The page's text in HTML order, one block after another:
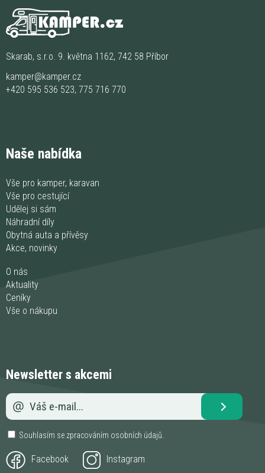
Skarab, s.r.o. 9. května 1162, 742 58 Příbor
kamper@kamper.cz
+420 595 536 523, 775 716 770
Naše nabídka
Vše pro kamper, karavan
Vše pro cestující
Udělej si sám
Náhradní díly
Obytná auta a přívěsy
Akce, novinky
O nás
Aktuality
Ceníky
Vše o nákupu
Newsletter s akcemi
Souhlasím se zpracováním osobních údajů
Facebook Instagram